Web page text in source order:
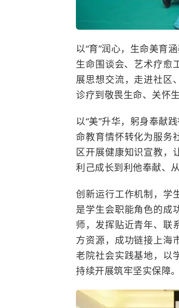
以“育”润心，生命美育
生命围谈会、艺术疗愈
展思想交流，走进社区
诊疗到敬畏生命、关怀
以“美”升华，躬身奉献
命教育情怀转化为服务
区开展健康知识宣教，
利己成长到利他奉献、
创新运行工作机制，学
是学生会职能角色的成
师，发挥贴近青年、联
方资源，成功链接上海
老院社会实践基地，以
持续开展筑牢坚实保障。